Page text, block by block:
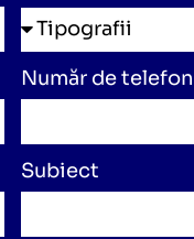
Număr de telefon
Subiect